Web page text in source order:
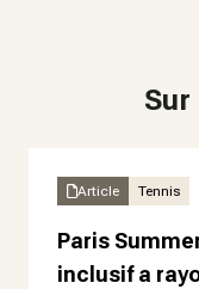
Article Tennis
Paris
inclusif a